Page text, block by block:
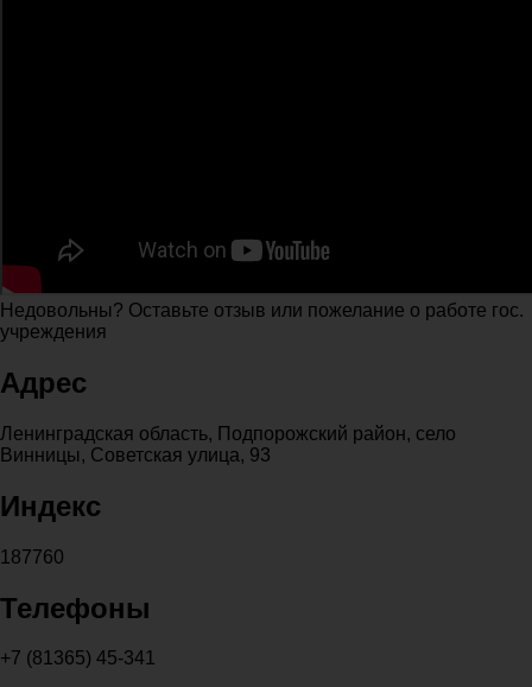
Недовольны? Оставьте отзыв или пожелание о работе гос.
учреждения
Адрес
Ленинградская область, Подпорожский район, село
Винницы, Советская улица, 93
Индекс
187760
Телефоны
+7 (81365) 45-341